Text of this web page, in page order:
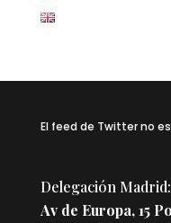
El feed de Twitter no
Delegación Madrid:
Av de Europa, 15